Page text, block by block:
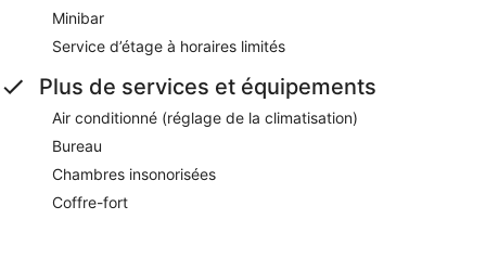
Minibar
Service d’étage à horaires limités
Plus de services et équipements
Air conditionné (réglage de la climatisation)
Bureau
Chambres insonorisées
Coffre-fort